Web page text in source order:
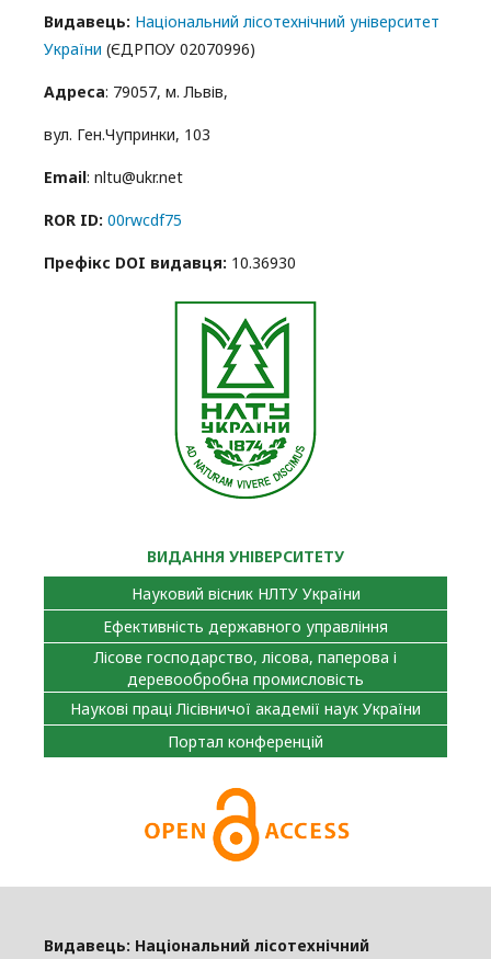
Видавець: Національний лісотехнічний університет
України (ЄДРПОУ 02070996)
Адреса: 79057, м. Львів,
вул. Ген.Чупринки, 103
Email: nltu@ukr.net
ROR ID: 00rwcdf75
Префікс DOI видавця: 10.36930
ВИДАННЯ УНІВЕРСИТЕТУ
Науковий вісник НЛТУ України
Ефективність державного управління
Лісове господарство, лісова, паперова і
деревообробна промисловість
Наукові праці Лісівничої академії наук України
Портал конференцій
Видавець: Національний лісотехнічний